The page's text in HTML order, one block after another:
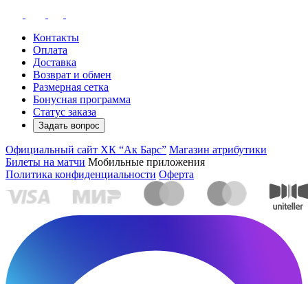
Контакты
Оплата
Доставка
Возврат и обмен
Размерная сетка
Бонусная программа
Статус заказа
Задать вопрос
Официальный сайт ХК “Ак Барс” Магазин атрибутики
Билеты на матчи Мобильные приложения
Политика конфиденциальности Оферта